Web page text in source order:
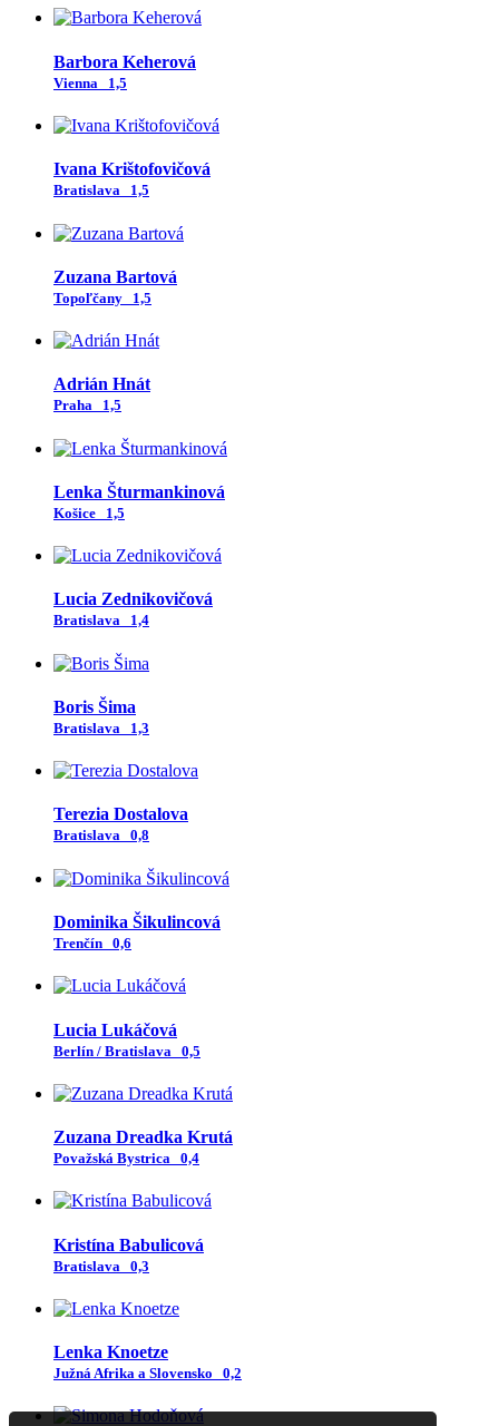
Barbora Keherová
Vienna 1,5
Ivana Krištofovičová
Bratislava 1,5
Zuzana Bartová
Topoľčany 1,5
Adrián Hnát
Praha 1,5
Lenka Šturmankinová
Košice 1,5
Lucia Zednikovičová
Bratislava 1,4
Boris Šima
Bratislava 1,3
Terezia Dostalova
Bratislava 0,8
Dominika Šikulincová
Trenčín 0,6
Lucia Lukáčová
Berlín / Bratislava 0,5
Zuzana Dreadka Krutá
Považská Bystrica 0,4
Kristína Babulicová
Bratislava 0,3
Lenka Knoetze
Južná Afrika a Slovensko 0,2